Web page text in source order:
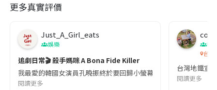
更多真實評價
Just_A_Girl_eats
娛樂
追劇日常🎬 殺手媽咪 A Bona Fide Killer
我最愛的韓國女演員孔曉振終於要回歸小螢幕啦!這次的劇本改編
閱讀更多
co
吹
台灣
台灣地鐵宣
閱讀更多